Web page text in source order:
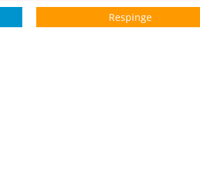
5 zile
0
la cerere
Respinge